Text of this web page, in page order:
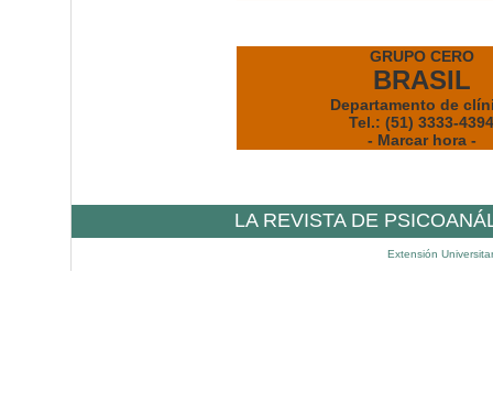
GRUPO CERO
BRASIL
Departamento de
Tel.: (51) 3333-4394
- Marcar hora -
LA REVISTA DE
Extensión